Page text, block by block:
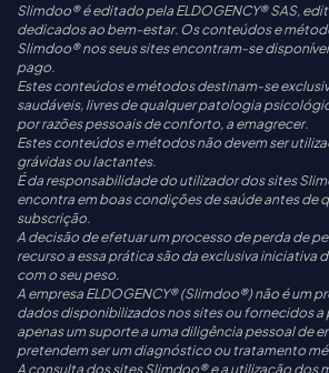
Slimdoo® é editado pela ELDOGENCY® SAS,
dedicados ao bem-estar. Os conteúdos e
Slimdoo® nos seus sites encontram-se
pago.
Estes conteúdos e métodos destinam-se
saudáveis, livres de qualquer patologia
por razões pessoais de conforto, a emagrecer.
Estes conteúdos e métodos não devem ser
grávidas ou lactantes.
É da responsabilidade do utilizador dos sites
encontra em boas condições de saúde antes de
subscrição.
A decisão de efetuar um processo de perda de
recurso a essa prática são da exclusiva iniciativa
com o seu peso.
A empresa ELDOGENCY® (Slimdoo®) não é um
dados disponibilizados nos sites ou fornecidos
apenas um suporte a uma diligência pessoal de
pretendem ser um diagnóstico ou tratamento
A consulta dos sites Slimdoo® e a utilização dos